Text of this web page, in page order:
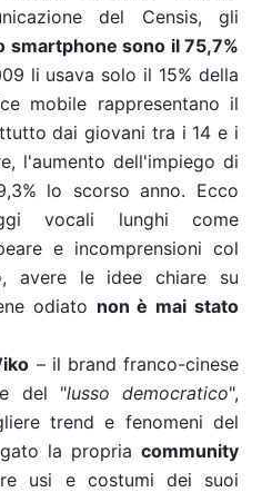
del Censis, gli
smartphone sono il 75,7%
li usava solo il 15% della
mobile rappresentano il
dai giovani tra i 14 e i
l'aumento dell'impiego di
lo scorso anno. Ecco
vocali lunghi come
e incomprensioni col
avere le idee chiare su
odiato non è mai stato
– il brand franco-cinese
del "lusso democratico",
trend e fenomeni del
la propria community
usi e costumi dei suoi